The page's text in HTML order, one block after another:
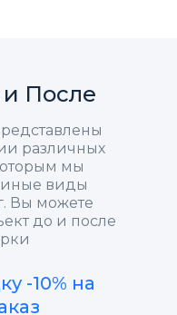
После
различных
мы
иные виды
Вы можете
до и после
-10% на